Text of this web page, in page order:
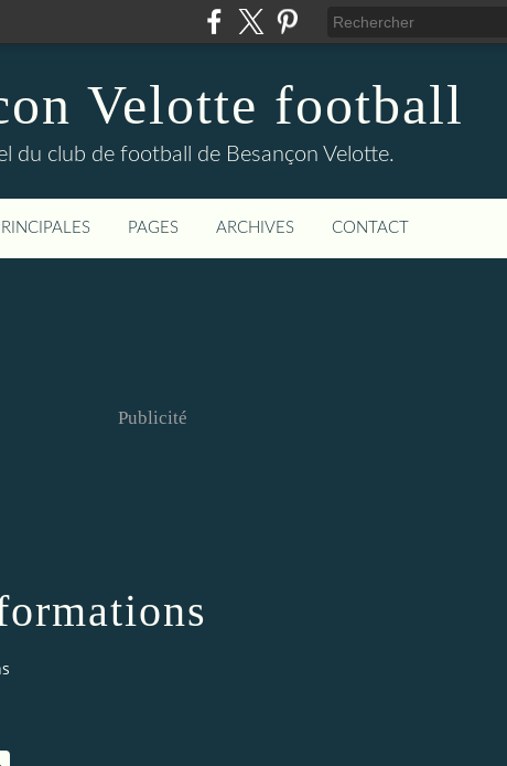
Velotte football
du club de football de Besançon Velotte.
PAGES ARCHIVES CONTACT
Publicité